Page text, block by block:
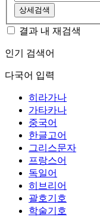
상세검색
결과 내 재검색
인기 검색어
다국어 입력
히라가나
가타카나
중국어
한글고어
그리스문자
프랑스어
독일어
히브리어
괄호기호
학술기호